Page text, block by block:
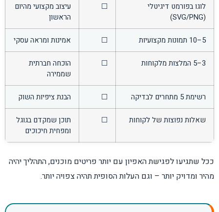
לוגו בפורמט דיגיטלי
(SVG/PNG)
☐
עיצוב מקצועי מהיום
הראשון
5–10 תמונות מקצועיות ☐ אמינות ומראה עסקי
3–5 המלצות מלקוחות ☐
הוכחה חברתית
שממירה
רשימת 5 מתחרים לבדיקה ☐ הבנת ציפיות השוק
שאלות נפוצות של לקוחות ☐
תוכן שמקדם בגוגל
ומפחית חיכוכים
ככל שתגיעו לפגישת האפיון עם יותר פריטים מוכנים, התהליך יהיה
מהיר ומדויק יותר – וגם העלות הסופית תהיה צפויה יותר.